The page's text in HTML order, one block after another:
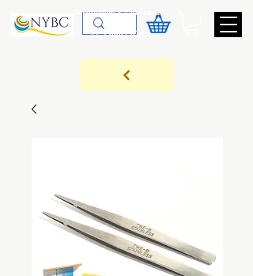
Devoluções & Cobrança
11-9-3089-3144